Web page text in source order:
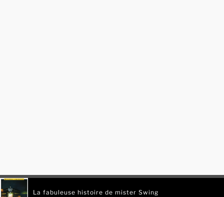
La fabuleuse histoire de mister Swing